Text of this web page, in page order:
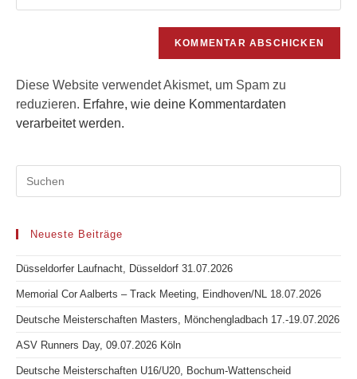
ein
Diese Website verwendet Akismet, um Spam zu
reduzieren. Erfahre, wie deine Kommentardaten
verarbeitet werden.
Neueste Beiträge
Düsseldorfer Laufnacht, Düsseldorf 31.07.2026
Memorial Cor Aalberts – Track Meeting, Eindhoven/NL 18.07.2026
Deutsche Meisterschaften Masters, Mönchengladbach 17.-19.07.2026
ASV Runners Day, 09.07.2026 Köln
Deutsche Meisterschaften U16/U20, Bochum-Wattenscheid